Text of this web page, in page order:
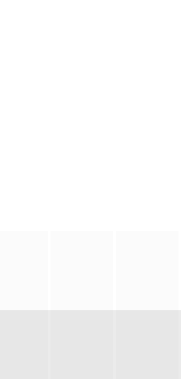
好不容易成为陶艺家却离奇身亡
网内人》，讲述了私家侦探与委托人联手追查网络杀手的故事